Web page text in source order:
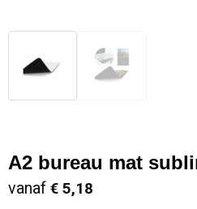
A2 bureau mat
vanaf € 5,18